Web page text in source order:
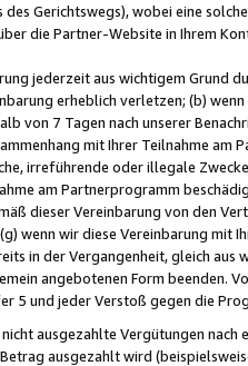
Gerichtswegs), wobei eine
die Partner-Website in Ihrem
jederzeit aus wichtigem Grund
erheblich verletzen; (b)
von 7 Tagen nach unserer
mit Ihrer Teilnahme am
irreführende oder illegale
am Partnerprogramm
dieser Vereinbarung von den
wenn wir diese Vereinbarung mit
in der Vergangenheit, gleich
angebotenen Form beenden.
5 und jeder Verstoß gegen die
ausgezahlte Vergütungen
ausgezahlt wird